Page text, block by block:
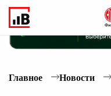
Главное Новости